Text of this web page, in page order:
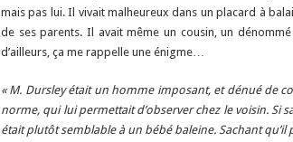
mais pas lui. Il vivait malheureux dans un placard à
de ses parents. Il avait même un cousin, un
d’ailleurs, ça me rappelle une énigme…
« M. Dursley était un homme imposant, et dénué de
norme, qui lui permettait d’observer chez le voisin. Si
était plutôt semblable à un bébé baleine. Sachant qu’il